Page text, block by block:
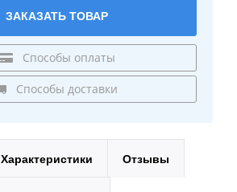
ЗАКАЗАТЬ ТОВАР
Способы оплаты
Способы доставки
Характеристики Отзывы